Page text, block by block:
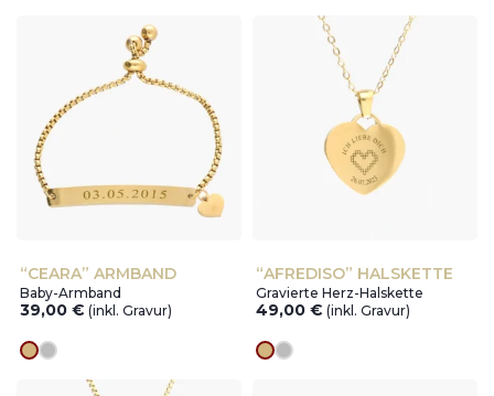
“CEARA” ARMBAND
Baby-Armband
39,00€ (inkl. Gravur)
Goldes
silver
“AFREDISO” HALSKETTE
Gravierte Herz-Halskette
49,00€ (inkl. Gravur)
Goldes
silver